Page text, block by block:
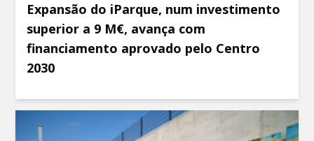
Expansão do iParque, num investimento
superior a 9 M€, avança com
financiamento aprovado pelo Centro
2030